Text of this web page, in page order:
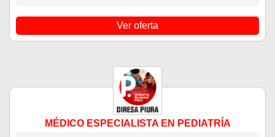
Ver oferta
MÉDICO ESPECIALISTA EN PEDIATRÍA